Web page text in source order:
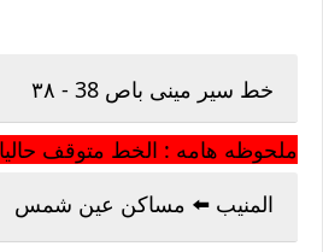
خط سير مينى باص 38 - ٣٨
ملحوظه هامه : الخط متوقف حاليا
المنيب ⁦⬅️⁩ مساكن عين شمس